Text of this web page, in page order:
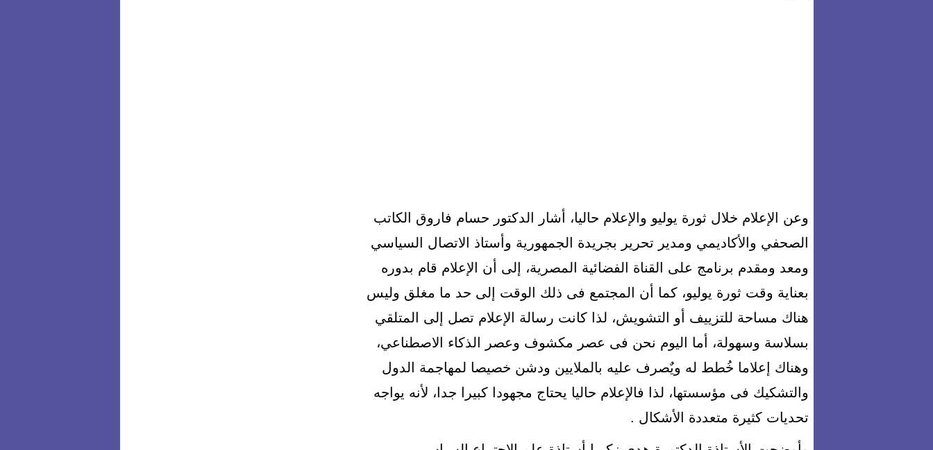
وعن الإعلام خلال ثورة يوليو والإعلام حاليا، أشار الدكتور حسام فاروق الكاتب
الصحفي والأكاديمي ومدير تحرير بجريدة الجمهورية وأستاذ الاتصال السياسي
ومعد ومقدم برنامج على القناة الفضائية المصرية، إلى أن الإعلام قام بدوره
بعناية وقت ثورة يوليو، كما أن المجتمع فى ذلك الوقت إلى حد ما مغلق وليس
هناك مساحة للتزييف أو التشويش، لذا كانت رسالة الإعلام تصل إلى المتلقي
بسلاسة وسهولة، أما اليوم نحن فى عصر مكشوف وعصر الذكاء الاصطناعي،
وهناك إعلاما خُطط له ويٌصرف عليه بالملايين ودشن خصيصا لمهاجمة الدول
والتشكيك فى مؤسستها، لذا فالإعلام حاليا يحتاج مجهودا كبيرا جدا، لأنه يواجه
تحديات كثيرة متعددة الأشكال .